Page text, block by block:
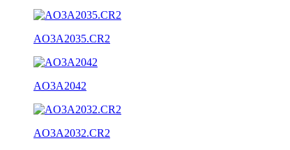
AO3A2035.CR2
AO3A2042
AO3A2032.CR2